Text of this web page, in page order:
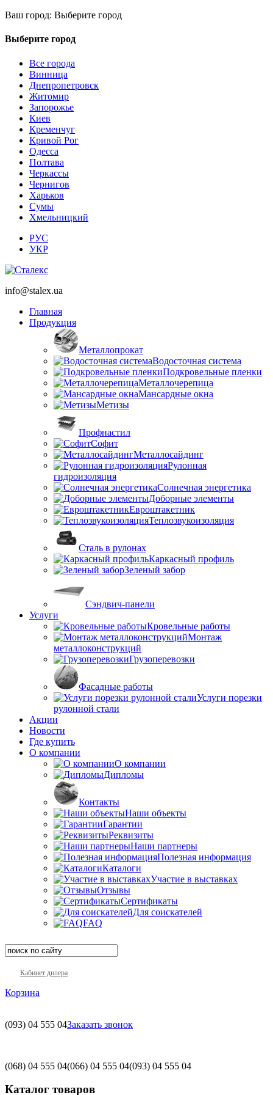
Ваш город: Выберите город
Выберите город
Все города
Винница
Днепропетровск
Житомир
Запорожье
Киев
Кременчуг
Кривой Рог
Одесса
Полтава
Черкассы
Чернигов
Харьков
Сумы
Хмельницкий
РУС
УКР
info@stalex.ua
Главная
Продукция
Металлопрокат
Водосточная система
Подкровельные пленки
Металлочерепица
Мансардные окна
Метизы
Профнастил
Софит
Металлосайдинг
Рулонная
гидроизоляция
Солнечная энергетика
Доборные элементы
Евроштакетник
Теплозвукоизоляция
Сталь в рулонах
Каркасный профиль
Зеленый забор
Сэндвич-панели
Услуги
Кровельные работы
Монтаж
металлоконструкций
Грузоперевозки
Фасадные работы
Услуги порезки
рулонной стали
Акции
Новости
Где купить
О компании
О компании
Дипломы
Контакты
Наши объекты
Гарантии
Реквизиты
Наши партнеры
Полезная информация
Каталоги
Участие в выставках
Отзывы
Сертификаты
Для соискателей
FAQ
Кабинет дилера
Корзина
(093) 04 555 04Заказать звонок
(068) 04 555 04(066) 04 555 04(093) 04 555 04
Каталог товаров